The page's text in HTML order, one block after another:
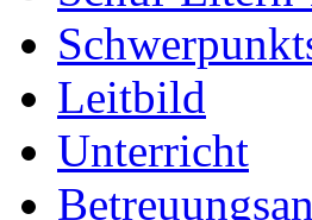
Leitbild
Unterricht